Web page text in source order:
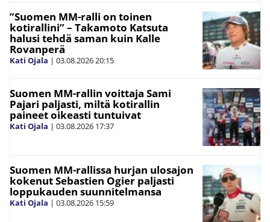
”Suomen MM-ralli on toinen
kotirallini” – Takamoto Katsuta
halusi tehdä saman kuin Kalle
Rovanperä
Kati Ojala | 03.08.202620:15
Suomen MM-rallin voittaja Sami
Pajari paljasti, miltä kotirallin
paineet oikeasti tuntuivat
Kati Ojala | 03.08.2026 17:37
Suomen MM-rallissa hurjan ulosajon
kokenut Sebastien Ogier paljasti
loppukauden suunnitelmansa
Kati Ojala | 03.08.2026 15:59